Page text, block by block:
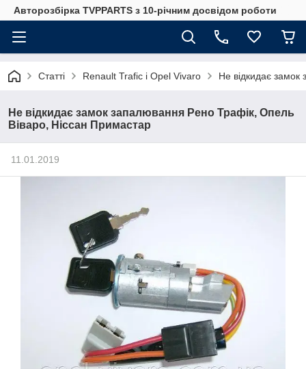
Авторозбірка TVPPARTS з 10-річним досвідом роботи
Статті Renault Trafic і Opel Vivaro Не відкидає
Не відкидає замок запалювання Рено Трафік, Опель
Віваро, Ніссан Примастар
11.01.2019